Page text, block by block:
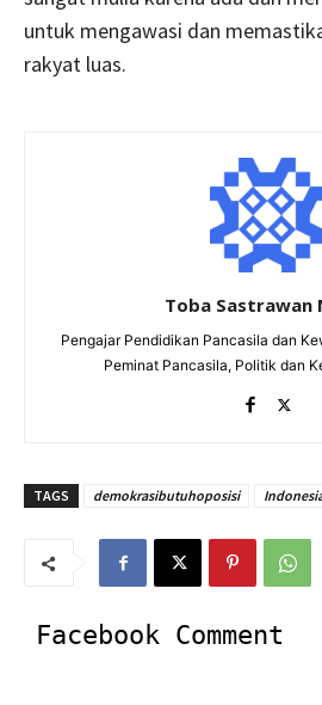
untuk mengawasi dan
rakyat luas.
Toba Sastrawan
Pengajar Pendidikan Pancasila dan
Peminat Pancasila, Politik dan
TAGS demokrasibutuhoposisi
Facebook Comment